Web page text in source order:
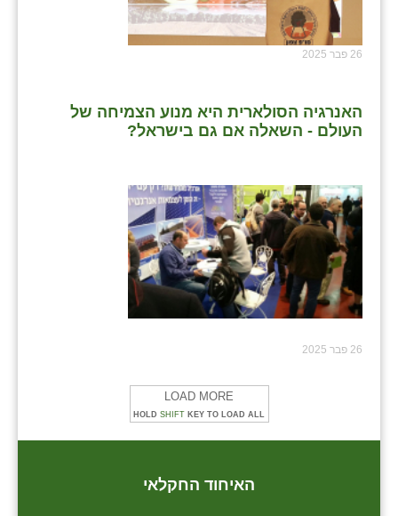
26 פבר 2025
האנרגיה הסולארית היא מנוע הצמיחה של
העולם - השאלה אם גם בישראל?
26 פבר 2025
LOAD MORE
HOLD SHIFT KEY TO LOAD ALL
האיחוד החקלאי